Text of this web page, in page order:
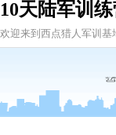
10天陆军训
欢迎来到西点猎人军训基